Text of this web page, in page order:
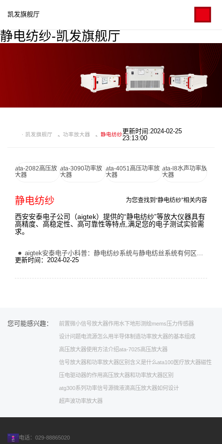
静电纺纱-凯发旗舰厅
凯发旗舰厅
凯发旗舰厅 功率放大器 静电纺纱更新时间:2024-02-25
23:13:00
ata-2082高压放
大器
ata-3090功率放
大器
ata-4051高压功率放
大器
ata-l8水声功率放
大器
静电纺纱 为您查找到“静电纺纱”相关内容
西安安泰电子公司（aigtek）提供的“静电纺纱”等放大仪器具有
高精度、高稳定性、高可靠性等特点,满足您的电子测试实验需
求。
aigtek安泰电子小科普：静电纺纱系统与静电纺丝系统有何区别？
更新时间：2024-02-25
您可能感兴趣： 前置微小信号放大器作用 水下地形测绘mems压力传感器
设计问题电流源怎么用半导体制造功率放大器的基本组成
高压放大器使用方法介绍ata-7025高压放大器
信号放大器和功率放大器区别 含义是什么ata100医疗放大器磁性
压电驱动器的作用 高压放大器和功率放大器区别
atg300系列功率信号源微液滴高压放大器如何设计
超声波功率放大器
电话：029-88865020